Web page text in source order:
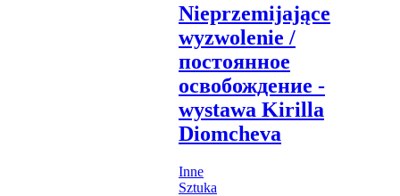
Nieprzemijające
wyzwolenie /
постоянное
освобождение -
wystawa Kirilla
Diomcheva
Inne
Sztuka